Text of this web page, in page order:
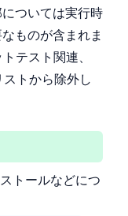
ついては実行時
ものが含まれま
テスト関連、
トから除外し
トールなどにつ